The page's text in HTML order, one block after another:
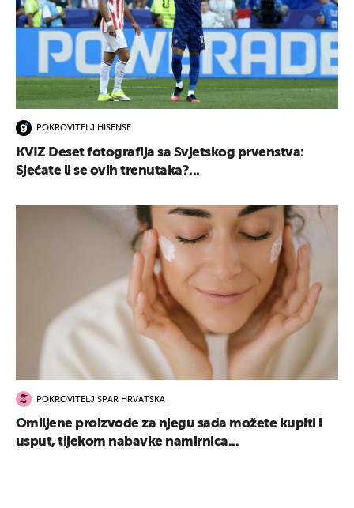
POKROVITELJ HISENSE
KVIZ Deset fotografija sa Svjetskog prvenstva:
Sjećate li se ovih trenutaka?...
POKROVITELJ SPAR HRVATSKA
Omiljene proizvode za njegu sada možete kupiti i
usput, tijekom nabavke namirnica...